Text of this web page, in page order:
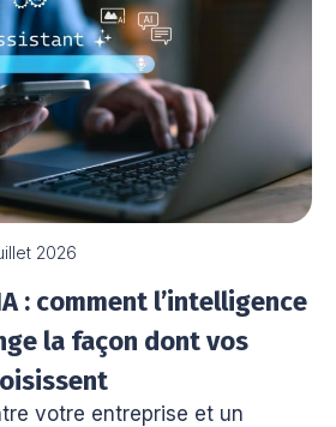
2026
: comment l’intelligence
la façon dont vos
votre entreprise et un